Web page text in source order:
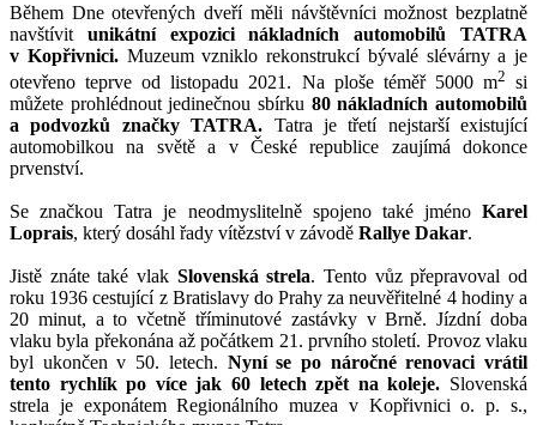
Během Dne otevřených dveří měli návštěvníci možnost bezplatně
navštívit unikátní expozici nákladních automobilů TATRA
v Kopřivnici.Muzeum vzniklo rekonstrukcí bývalé slévárny a je
otevřeno teprve od listopadu 2021. Na ploše téměř 5000 m2 si
můžete prohlédnout jedinečnou sbírku 80 nákladních automobilů
a podvozků značky TATRA. Tatra je třetí nejstarší existující
automobilkou na světě a v České republice zaujímá dokonce
prvenství.
Se značkou Tatra je neodmyslitelně spojeno také jméno Karel
Loprais, který dosáhl řady vítězství v závodě Rallye Dakar.
Jistě znáte také vlak Slovenská strela. Tento vůz přepravoval od
roku 1936 cestující z Bratislavy do Prahy za neuvěřitelné 4 hodiny a
20 minut, a to včetně tříminutové zastávky v Brně. Jízdní doba
vlaku byla překonána až počátkem 21. prvního století. Provoz vlaku
byl ukončen v 50. letech. Nyní se po náročné renovaci vrátil
tento rychlík po více jak 60 letech zpět na koleje. Slovenská
strela je exponátem Regionálního muzea v Kopřivnici o. p. s.,